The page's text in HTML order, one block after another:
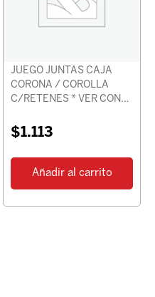
JUEGO JUNTAS CAJA
CORONA / COROLLA
C/RETENES * VER CON
$1.113
Añadir al carrito